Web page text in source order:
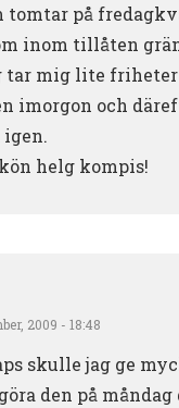
tomtar på
inom tillåten
tar mig lite
imorgon och
igen.
helg kompis!
2009 - 18:48
skulle jag ge
den på måndag